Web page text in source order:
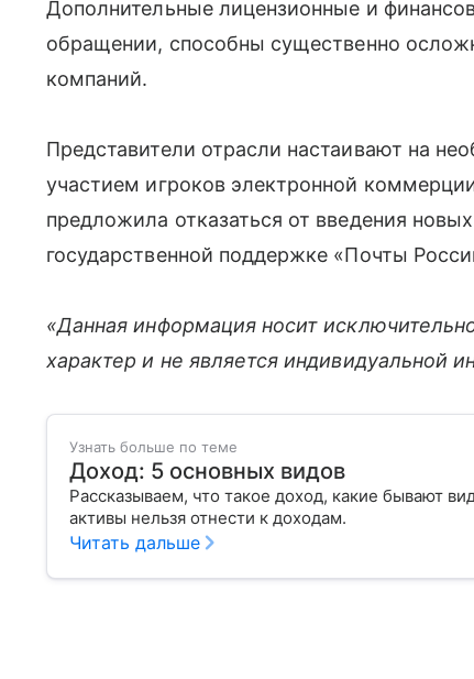
Дополнительные лицензионные и
обращении, способны существенно
компаний.
Представители отрасли настаивают на
участием игроков электронной
предложила отказаться от введения
государственной поддержке «Почты
«Данная информация носит
характер и не является индивидуальной
Узнать больше по теме
Доход: 5 основных видов
Рассказываем, что такое доход, какие бывают
активы нельзя отнести к доходам.
Читать дальше